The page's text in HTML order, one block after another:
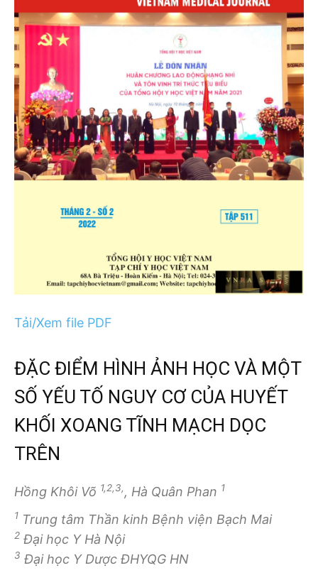
Tải/Xem file PDF
ĐẶC ĐIỂM HÌNH ẢNH HỌC VÀ MỘT
SỐ YẾU TỐ NGUY CƠ CỦA HUYẾT
KHỐI XOANG TĨNH MẠCH DỌC
TRÊN
Hồng Khôi Võ 1,2,3,, Hà Quân Phan 1
1 Trung tâm Thần kinh Bệnh viện Bạch Mai
2 Đại học Y Hà Nội
3 Đại học Y Dược ĐHYQG HN